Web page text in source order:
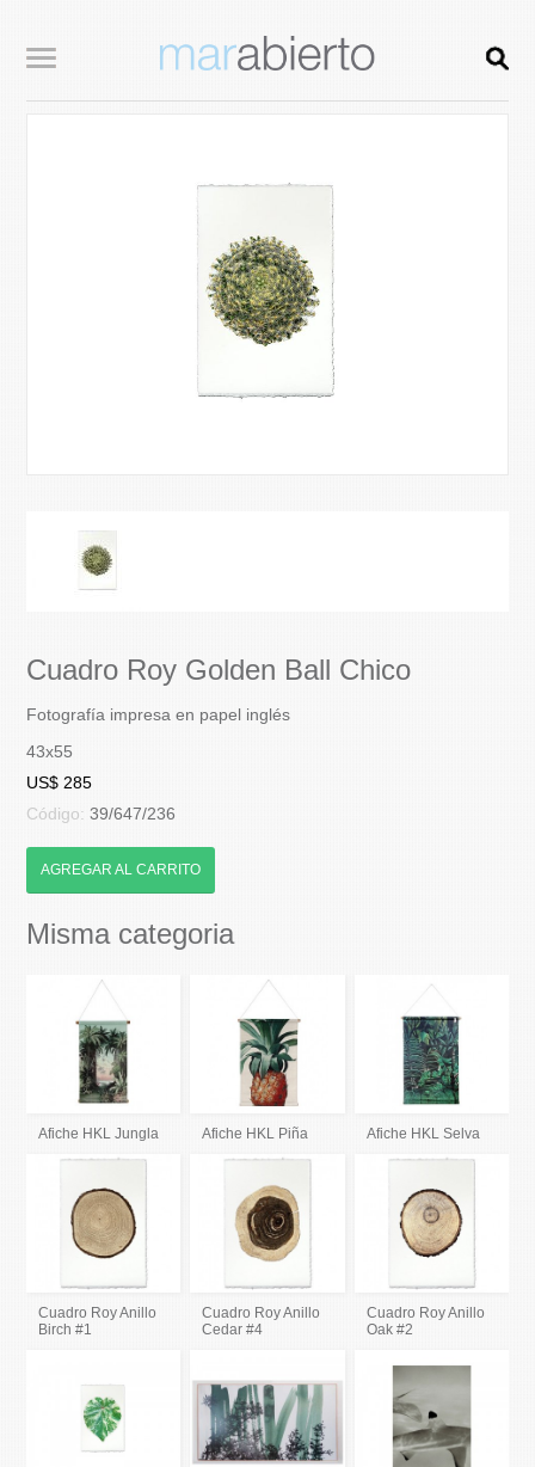
Cuadro Roy Golden Ball Chico
Fotografía impresa en papel inglés
43x55
US$ 285
Código:39/647/236
AGREGAR AL CARRITO
Misma categoria
Afiche HKL Jungla Afiche HKL Piña Afiche HKL Selva
Cuadro Roy Anillo
Birch #1
Cuadro Roy Anillo
Cedar #4
Cuadro Roy Anillo
Oak #2